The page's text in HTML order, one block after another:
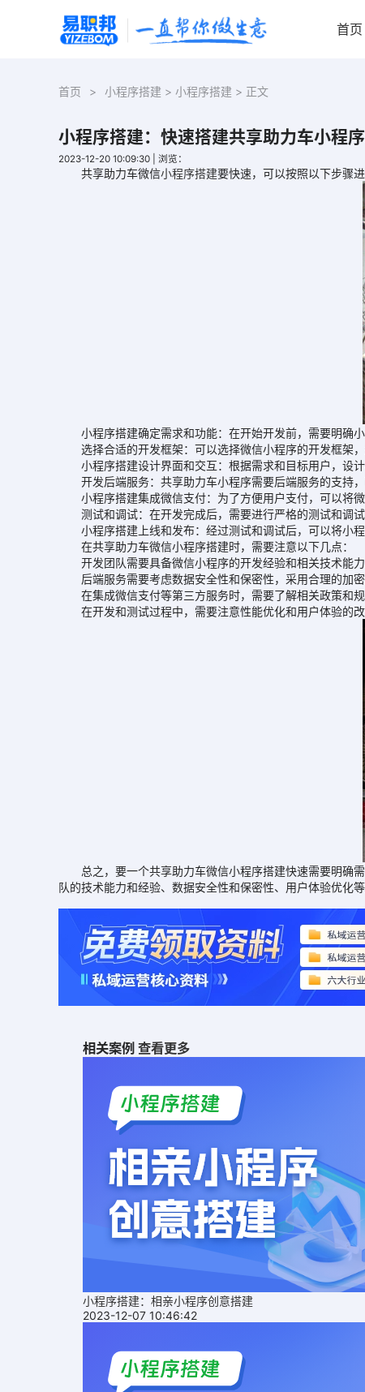
首页
首页 > 小程序搭建 > 小程序搭建 > 正文
小程序搭建：快速搭建共享助力车小程
2023-12-20 10:09:30 浏览：
共享助力车微信小程序搭建要快速，可以按照以下步骤进
小程序搭建确定需求和功能：在开始开发前，需要明确小
选择合适的开发框架：可以选择微信小程序的开发框架，
小程序搭建设计界面和交互：根据需求和目标用户，设计
开发后端服务：共享助力车小程序需要后端服务的支持，
小程序搭建集成微信支付：为了方便用户支付，可以将微
测试和调试：在开发完成后，需要进行严格的测试和调试
小程序搭建上线和发布：经过测试和调试后，可以将小程
在共享助力车微信小程序搭建时，需要注意以下几点：
开发团队需要具备微信小程序的开发经验和相关技术能力
后端服务需要考虑数据安全性和保密性，采用合理的加密
在集成微信支付等第三方服务时，需要了解相关政策和规
在开发和测试过程中，需要注意性能优化和用户体验的改
总之，要一个共享助力车微信小程序搭建快速需要明确需
队的技术能力和经验、数据安全性和保密性、用户体验优化等
相关案例 查看更多
小程序搭建：相亲小程序创意搭建
2023-12-07 10:46:42